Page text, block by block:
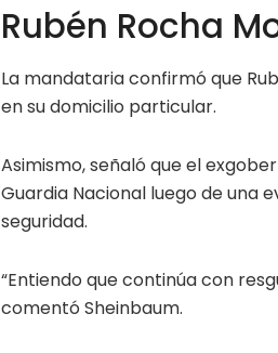
Rubén Rocha
La mandataria confirmó que
en su domicilio particular.
Asimismo, señaló que el
Guardia Nacional luego de una
seguridad.
“Entiendo que continúa con
comentó Sheinbaum.